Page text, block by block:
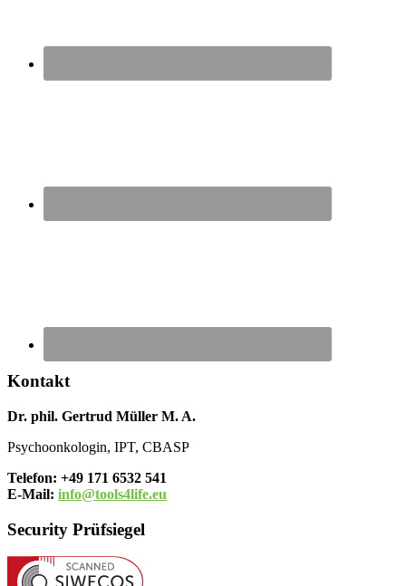
Kontakt
Dr. phil. Gertrud Müller M. A.
Psychoonkologin, IPT, CBASP
Telefon: +49 171 6532 541
E-Mail: info@tools4life.eu
Security Prüfsiegel